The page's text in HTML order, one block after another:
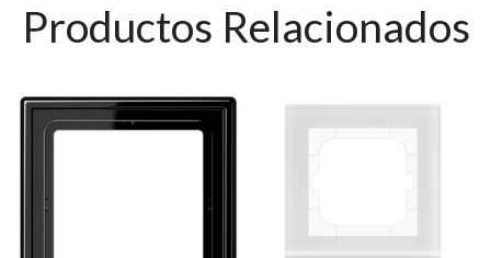
Productos Relacionados